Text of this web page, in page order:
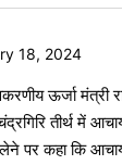
18, 2024
ऊर्जा मंत्री
तीर्थ में
पर कहा कि